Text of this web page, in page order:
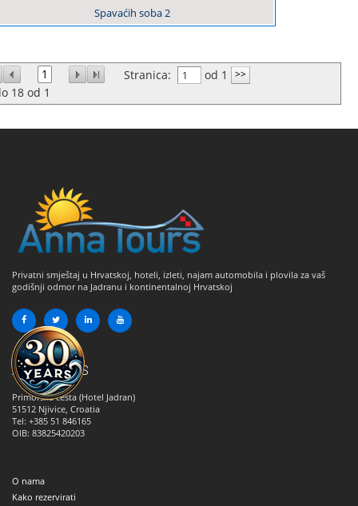
Spavaćih soba2
1 Stranica:
od 1
18 od 1
Privatni smještaj u Hrvatskoj, hoteli, izleti, najam automobila i plovila za vaš
godišnji odmor na Jadranu i kontinentalnoj Hrvatskoj
ANNA TOURS
Primorska cesta (Hotel Jadran)
51512 Njivice, Croatia
Tel: +385 51 846165
OIB: 83825420203
O nama
Kako rezervirati